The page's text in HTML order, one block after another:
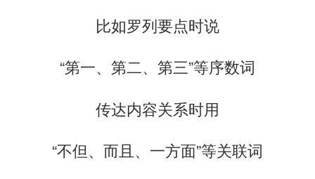
比如罗列要点时说
“第一、第二、第三”等序数词
传达内容关系时用
“不但、而且、一方面”等关联词